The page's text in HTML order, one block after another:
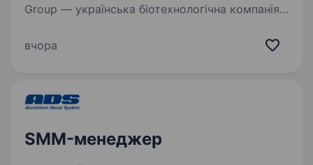
Group — українська біотехнологічна компанія
інгредієнтів на основі дріжджів. Ми працюємо
та тваринництва…
вчора
SMM-менеджер